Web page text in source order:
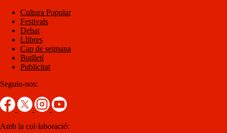
Cultura Popular
Festivals
Debat
Llibres
Cap de setmana
Butlletí
Publicitat
Seguiu-nos:
Amb la col·laboració: